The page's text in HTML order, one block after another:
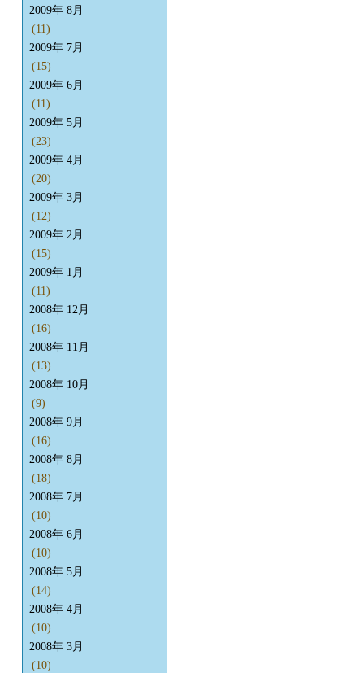
2009年 8月
(11)
2009年 7月
(15)
2009年 6月
(11)
2009年 5月
(23)
2009年 4月
(20)
2009年 3月
(12)
2009年 2月
(15)
2009年 1月
(11)
2008年 12月
(16)
2008年 11月
(13)
2008年 10月
(9)
2008年 9月
(16)
2008年 8月
(18)
2008年 7月
(10)
2008年 6月
(10)
2008年 5月
(14)
2008年 4月
(10)
2008年 3月
(10)